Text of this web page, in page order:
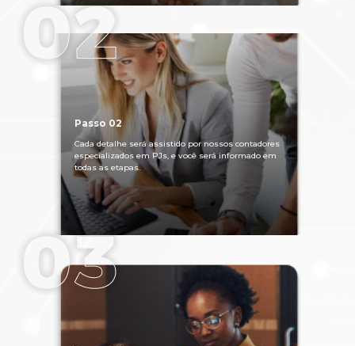
Passo 02
Cada detalhe será assistido por nossos contadores
especializados em PJs, e você será informado em
todas as etapas.